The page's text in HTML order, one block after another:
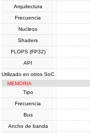
Arquitectura
Frecuencia
Nucleos
Shaders
FLOPS (FP32)
API
Utilizado en otros SoC
MEMORIA
Tipo
Frecuencia
Bus
Ancho de banda